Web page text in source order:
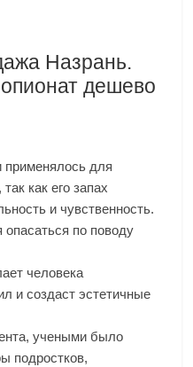
Назрань.
дешево
применялось для
как его запах
и чувственность.
опасаться по поводу
человека
и создаст эстетичные
учеными было
подростков,